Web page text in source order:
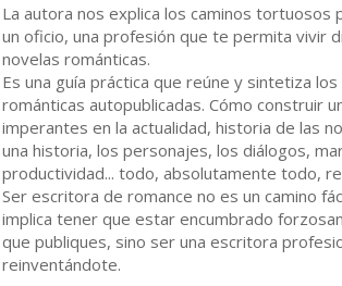
La autora nos explica los caminos
un oficio, una profesión que te permita vivir
novelas románticas.
Es una guía práctica que reúne y sintetiza
románticas autopublicadas. Cómo construir
imperantes en la actualidad, historia de las
una historia, los personajes, los diálogos,
productividad... todo, absolutamente todo,
Ser escritora de romance no es un camino
implica tener que estar encumbrado
que publiques, sino ser una escritora
reinventándote.